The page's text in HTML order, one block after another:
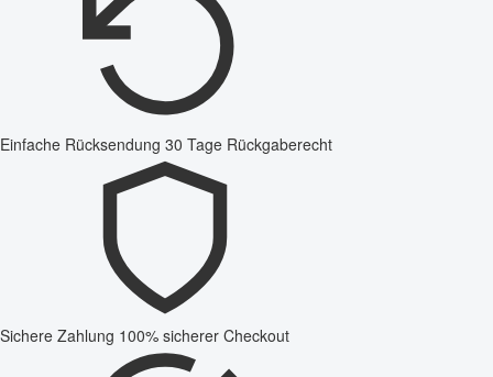
Einfache Rücksendung 30 Tage Rückgaberecht
Sichere Zahlung 100% sicherer Checkout